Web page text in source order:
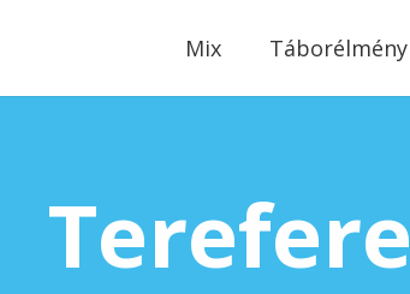
Mix Táborélmény
Terefere